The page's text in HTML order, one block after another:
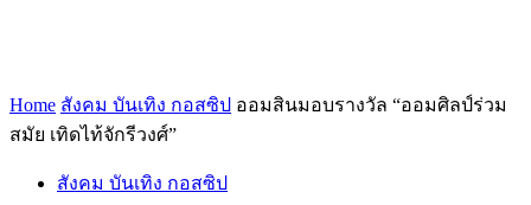
Home สังคม บันเทิง กอสซิป ออมสินมอบรางวัล “ออมศิลป์ร่วม
สมัย เทิดไท้จักรีวงศ์”
สังคม บันเทิง กอสซิป